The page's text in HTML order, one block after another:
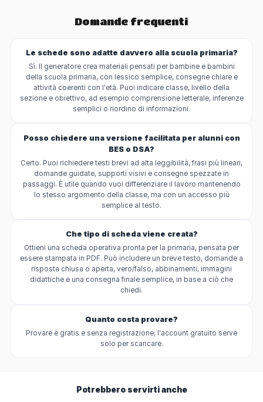
Domande frequenti
Le schede sono adatte davvero alla scuola primaria?
Sì. Il generatore crea materiali pensati per bambine e bambini
della scuola primaria, con lessico semplice, consegne chiare e
attività coerenti con l'età. Puoi indicare classe, livello della
sezione e obiettivo, ad esempio comprensione letterale, inferenze
semplici o riordino di informazioni.
Posso chiedere una versione facilitata per alunni con
BES o DSA?
Certo. Puoi richiedere testi brevi ad alta leggibilità, frasi più lineari,
domande guidate, supporti visivi e consegne spezzate in
passaggi. È utile quando vuoi differenziare il lavoro mantenendo
lo stesso argomento della classe, ma con un accesso più
semplice al testo.
Che tipo di scheda viene creata?
Ottieni una scheda operativa pronta per la primaria, pensata per
essere stampata in PDF. Può includere un breve testo, domande a
risposta chiusa o aperta, vero/falso, abbinamenti, immagini
didattiche e una consegna finale semplice, in base a ciò che
chiedi.
Quanto costa provare?
Provare è gratis e senza registrazione; l'account gratuito serve
solo per scaricare.
Potrebbero servirti anche